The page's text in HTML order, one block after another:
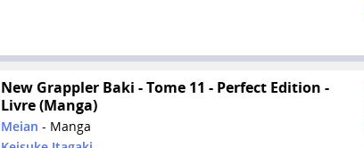
New Grappler Baki - Tome 11 - Perfect Edition -
Livre (Manga)
Meian - Manga